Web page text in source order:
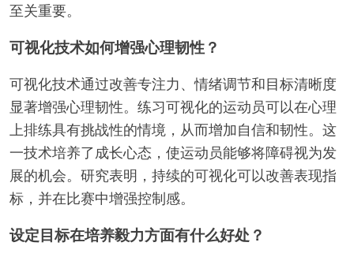
至关重要。
可视化技术如何增强心理韧性？
可视化技术通过改善专注力、情绪调节和目标清晰度
显著增强心理韧性。练习可视化的运动员可以在心理
上排练具有挑战性的情境，从而增加自信和韧性。这
一技术培养了成长心态，使运动员能够将障碍视为发
展的机会。研究表明，持续的可视化可以改善表现指
标，并在比赛中增强控制感。
设定目标在培养毅力方面有什么好处？